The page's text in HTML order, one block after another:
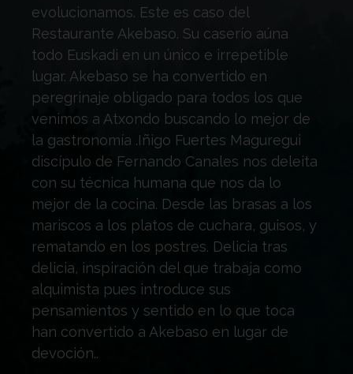
evolucionamos. Este es caso del
Restaurante Akebaso. Su caserío aúna
todo Euskadi en un único e irrepetible
lugar. Akebaso se ha convertido en
peregrinaje obligado para todos los que
venimos a Atxondo buscando lo mejor de
la gastronomía .Iñigo Fuertes Maguregui
discípulo de Fernando Canales nos deleita
con su técnica humana que nos da lo
mejor de la cocina. Desde las brasas a los
mariscos a los platos de cuchara, guisos, y
rematando en los postres. Delicia tras
delicia, inspiración del que trabaja como
alquimista pues introduce sus
pensamientos y sentido en lo que toca
han convertido a Akebaso en lugar de
devoción..